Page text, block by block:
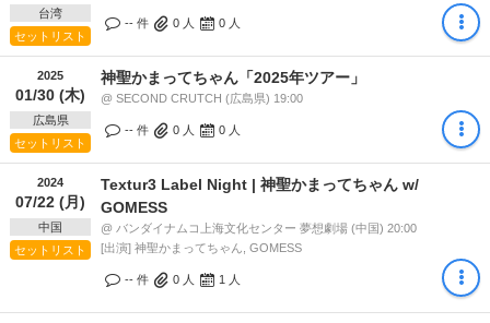
台湾
セットリスト
-- 件 0 人 0 人
2025
01/30 (木)
広島県
セットリスト
神聖かまってちゃん「2025年ツアー」
@ SECOND CRUTCH (広島県) 19:00
-- 件 0 人 0 人
2024
07/22 (月)
中国
セットリスト
Textur3 Label Night | 神聖かまってちゃん w/
GOMESS
@ バンダイナムコ上海文化センター 夢想劇場 (中国) 20:00
[出演] 神聖かまってちゃん, GOMESS
-- 件 0 人 1 人